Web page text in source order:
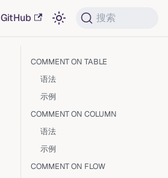
GitHub 搜索
COMMENT ON TABLE
语法
示例
COMMENT ON COLUMN
语法
示例
COMMENT ON FLOW